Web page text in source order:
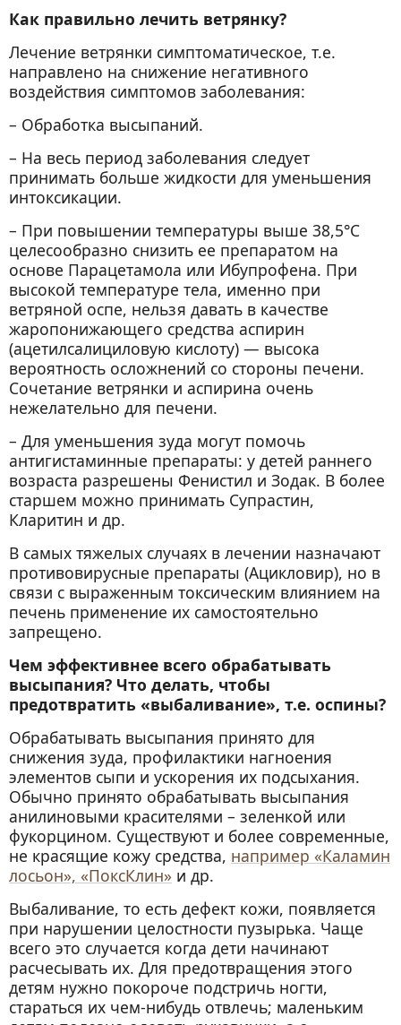
Как правильно лечить ветрянку?
Лечение ветрянки симптоматическое, т.е.
направлено на снижение негативного
воздействия симптомов заболевания:
– Обработка высыпаний.
– На весь период заболевания следует
принимать больше жидкости для уменьшения
интоксикации.
– При повышении температуры выше 38,5°С
целесообразно снизить ее препаратом на
основе Парацетамола или Ибупрофена. При
высокой температуре тела, именно при
ветряной оспе, нельзя давать в качестве
жаропонижающего средства аспирин
(ацетилсалициловую кислоту) — высока
вероятность осложнений со стороны печени.
Сочетание ветрянки и аспирина очень
нежелательно для печени.
– Для уменьшения зуда могут помочь
антигистаминные препараты: у детей раннего
возраста разрешены Фенистил и Зодак. В более
старшем можно принимать Супрастин,
Кларитин и др.
В самых тяжелых случаях в лечении назначают
противовирусные препараты (Ацикловир), но в
связи с выраженным токсическим влиянием на
печень применение их самостоятельно
запрещено.
Чем эффективнее всего обрабатывать
высыпания? Что делать, чтобы
предотвратить «выбаливание», т.е. оспины?
Обрабатывать высыпания принято для
снижения зуда, профилактики нагноения
элементов сыпи и ускорения их подсыхания.
Обычно принято обрабатывать высыпания
анилиновыми красителями – зеленкой или
фукорцином. Существуют и более современные,
не красящие кожу средства, например «Каламин
лосьон», «ПоксКлин» и др.
Выбаливание, то есть дефект кожи, появляется
при нарушении целостности пузырька. Чаще
всего это случается когда дети начинают
расчесывать их. Для предотвращения этого
детям нужно покороче подстричь ногти,
стараться их чем-нибудь отвлечь; маленьким